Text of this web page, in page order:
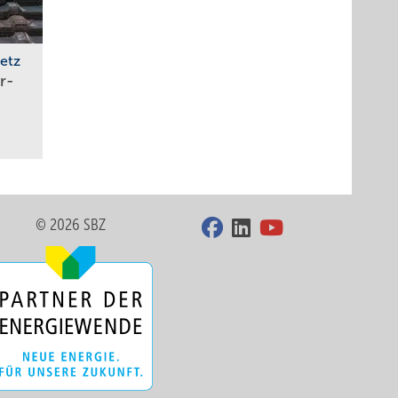
© 2026 SBZ